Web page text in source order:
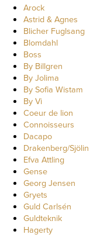
Arock
Astrid & Agnes
Blicher Fuglsang
Blomdahl
Boss
By Billgren
By Jolima
By Sofia Wistam
By Vi
Coeur de lion
Connoisseurs
Dacapo
Drakenberg/Sjölin
Efva Attling
Gense
Georg Jensen
Gryets
Guld Carlsén
Guldteknik
Hagerty